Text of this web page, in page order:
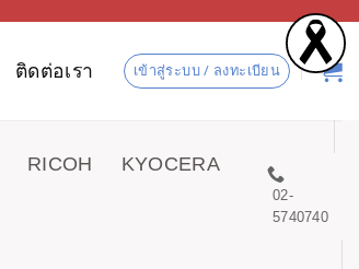
ติดต่อเรา เข้าสู่ระบบ / ลงทะเบียน
RICOH KYOCERA
02-
5740740